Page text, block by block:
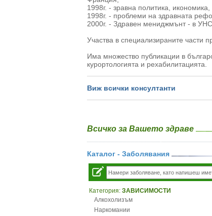
1998г. - зравна политика,
1998г. - проблеми на здравната
2000г. - Здравен мениджмънт - в
Участва в специализираните части
Има множество публикации в
курортологията и рехабилитацията.
Виж всички консултанти
Всичко за Вашето здраве
Каталог - Заболявания
Категория: ЗАВИСИМОСТИ
Алкохолизъм
Наркомании